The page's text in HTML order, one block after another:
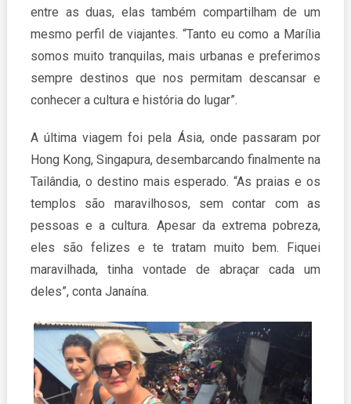
entre as duas, elas também compartilham de um
mesmo perfil de viajantes. “Tanto eu como a Marília
somos muito tranquilas, mais urbanas e preferimos
sempre destinos que nos permitam descansar e
conhecer a cultura e história do lugar”.
A última viagem foi pela Ásia, onde passaram por
Hong Kong, Singapura, desembarcando finalmente na
Tailândia, o destino mais esperado. “As praias e os
templos são maravilhosos, sem contar com as
pessoas e a cultura. Apesar da extrema pobreza,
eles são felizes e te tratam muito bem. Fiquei
maravilhada, tinha vontade de abraçar cada um
deles”, conta Janaína.